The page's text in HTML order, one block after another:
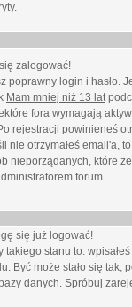
zalogować!
poprawny login i hasło.
Mam mniej niż 13 lat
fora wymagają
rejestracji powinieneś
nie otrzymałeś email'a,
nieporządanych, które
forum.
się już logować!
stanu to:
Być może stało się
danych. Spróbuj